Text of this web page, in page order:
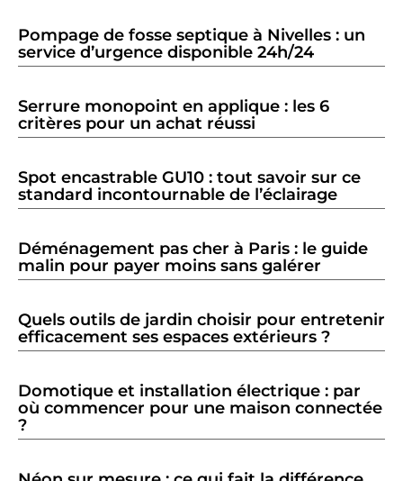
Pompage de fosse septique à Nivelles : un
service d’urgence disponible 24h/24
Serrure monopoint en applique : les 6
critères pour un achat réussi
Spot encastrable GU10 : tout savoir sur ce
standard incontournable de l’éclairage
Déménagement pas cher à Paris : le guide
malin pour payer moins sans galérer
Quels outils de jardin choisir pour entretenir
efficacement ses espaces extérieurs ?
Domotique et installation électrique : par
où commencer pour une maison connectée
?